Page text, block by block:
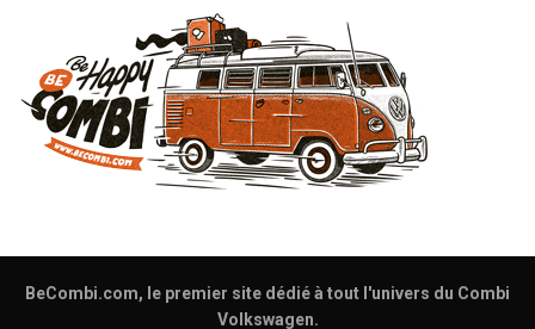
BeCombi.com, le premier site dédié à tout l'univers du Combi
Volkswagen.